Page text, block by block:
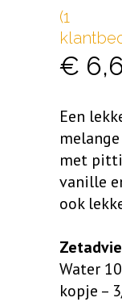
(1
€
Een
met
vanille
ook
Water
kopje –